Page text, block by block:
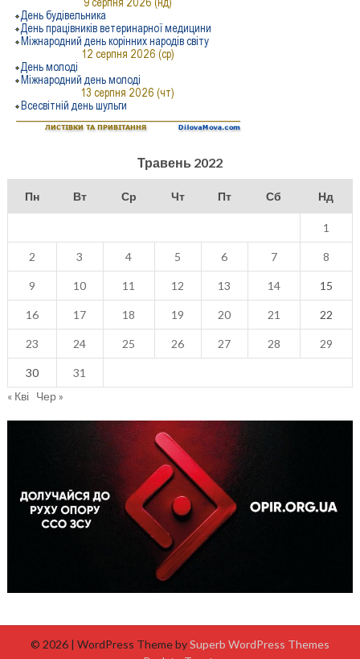
Травень 2022
Пн Вт Ср Чт Пт Сб Нд
1
2 3 4 5 6 7 8
9 10 11 12 13 14 15
16 17 18 19 20 21 22
23 24 25 26 27 28 29
30
31
« Кві Чер »
© 2026 | WordPress Theme bySuperb WordPress Themes